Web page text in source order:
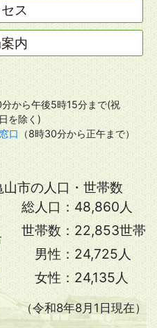
ス
内
から午後5時15分まで(祝
を除く)
口
（8時30分から正午まで）
山市の人口・世帯数
総人口： 48,860人
世帯数： 22,853世帯
男性： 24,725人
女性： 24,135人
（令和8年8月1日現在）